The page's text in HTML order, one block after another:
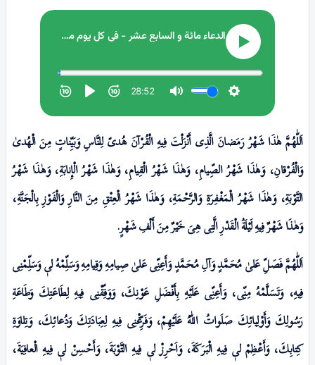
اَللّٰهُمَّ هٰذَا شَهْرُ رَمَضانَ الَّذِى أَنْزَلْتَ فِيهِ الْقُرْآنَ هُدىً لِلنَّاسِ وَبَيِّناتٍ مِنَ الْهُدىٰ
وَالْفُرْقانِ، وَهٰذَا شَهْرُ الصِّيامِ، وَهٰذَا شَهْرُ الْقِيامِ، وَهٰذَا شَهْرُ الْإِنابَةِ، وَهٰذَا شَهْرُ
التَّوْبَةِ، وَهٰذَا شَهْرُ الْمَغْفِرَةِ وَالرَّحْمَةِ، وَهٰذَا شَهْرُ الْعِتْقِ مِنَ النَّارِ وَالْفَوْزِ بِالْجَنَّةِ،
وَهٰذَا شَهْرٌ فِيهِ لَيْلَةُ الْقَدْرِ الَّتِى هِىَ خَیْرٌ مِنَ أَلْفِ شَهْرٍ.
اَللّٰهُمَّ فَصَلِّ عَلیٰ مُحَمَّدٍ وَآلِ مُحَمَّدٍ وَأَعِنِّى عَلیٰ صِيامِهِ وَقِيامِهِ وَسَلِّمْهُ لیٖ وَسَلِّمْنِى
فِيهِ، وَتَسَلَّمْهُ مِنِّی، وَأَعِنِّى عَلَيْهِ بِأَفْضَلِ عَوْنِكَ، وَوَفِّقْنِى فِيهِ لِطَاعَتِكَ وَطَاعَةِ
رَسُولِكَ وَأَوْلِيائِكَ صَلَواتُ اللّٰهُ عَلَيْهِمْ، وَفَرِّغْنِى فِيهِ لِعِبَادَتِكَ وَدُعائِكَ، وَتِلاوَةِ
كِتابِكَ، وَأَعْظِمْ لیٖ فِيهِ الْبَـرَكَةَ، وَاَحْرِزْ لیٖ فِیهِ التَّوْبَةَ، وَأَحْسِنْ لیٖ فِيهِ الْعافِيَةَ،